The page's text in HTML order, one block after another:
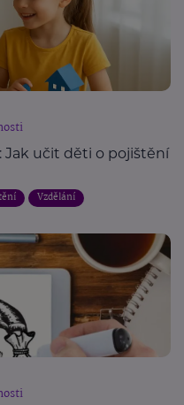
Jak učit děti o pojištění
Vzdělání